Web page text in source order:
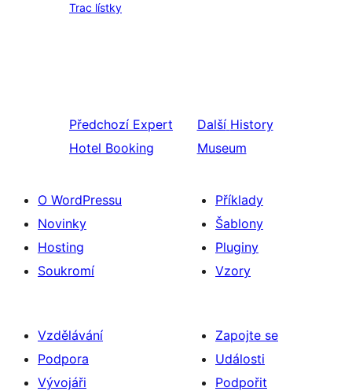
Trac lístky
Předchozí Expert
Hotel Booking
Další History
Museum
O WordPressu
Novinky
Hosting
Soukromí
Příklady
Šablony
Pluginy
Vzory
Vzdělávání
Podpora
Vývojáři
Zapojte se
Události
Podpořit